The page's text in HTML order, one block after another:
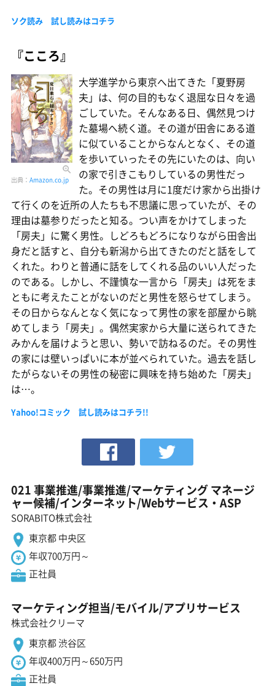
ソク読み 試し読みはコチラ
『こころ』
出典： Amazon.co.jp
大学進学から東京へ出てきた「夏野房
夫」は、何の目的もなく退屈な日々を過
ごしていた。そんなある日、偶然見つけ
た墓場へ続く道。その道が田舎にある道
に似ていることからなんとなく、その道
を歩いていったその先にいたのは、向い
の家で引きこもりしているの男性だっ
た。その男性は月に1度だけ家から出掛け
て行くのを近所の人たちも不思議に思っていたが、その
理由は墓参りだったと知る。つい声をかけてしまった
「房夫」に驚く男性。しどろもどろになりながら田舎出
身だと話すと、自分も新潟から出てきたのだと話をして
くれた。わりと普通に話をしてくれる品のいい人だった
のである。しかし、不謹慎な一言から「房夫」は死をま
ともに考えたことがないのだと男性を怒らせてしまう。
その日からなんとなく気になって男性の家を部屋から眺
めてしまう「房夫」。偶然実家から大量に送られてきた
みかんを届けようと思い、勢いで訪ねるのだ。その男性
の家には壁いっぱいに本が並べられていた。過去を話し
たがらないその男性の秘密に興味を持ち始めた「房夫」
は…。
Yahoo!コミック 試し読みはコチラ!!
021 事業推進/事業推進/マーケティング マネージ
ャー候補/インターネット/Webサービス・ASP
SORABITO株式会社
東京都 中央区
年収700万円～
正社員
マーケティング担当/モバイル/アプリサービス
株式会社クリーマ
東京都 渋谷区
年収400万円～650万円
正社員